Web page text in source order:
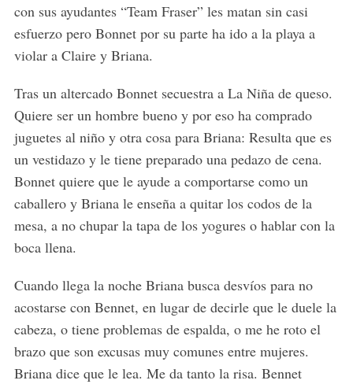
con sus ayudantes “Team Fraser” les matan sin casi
esfuerzo pero Bonnet por su parte ha ido a la playa a
violar a Claire y Briana.
Tras un altercado Bonnet secuestra a La Niña de queso.
Quiere ser un hombre bueno y por eso ha comprado
juguetes al niño y otra cosa para Briana: Resulta que es
un vestidazo y le tiene preparado una pedazo de cena.
Bonnet quiere que le ayude a comportarse como un
caballero y Briana le enseña a quitar los codos de la
mesa, a no chupar la tapa de los yogures o hablar con la
boca llena.
Cuando llega la noche Briana busca desvíos para no
acostarse con Bennet, en lugar de decirle que le duele la
cabeza, o tiene problemas de espalda, o me he roto el
brazo que son excusas muy comunes entre mujeres.
Briana dice que le lea. Me da tanto la risa. Bennet